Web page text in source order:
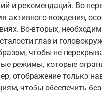
и рекомендаций. Во-
активного вождения,
Во-вторых,
глаз и
чтобы не
режимы, которые
отображение только
чтобы обеспечить